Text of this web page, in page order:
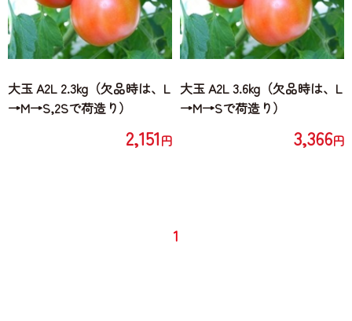
大玉 A2L 2.3kg（欠品時は、L
→M→S,2Sで荷造り）
2,151円
大玉 A2L 3.6kg（欠品時は、L
→M→Sで荷造り）
3,366円
1